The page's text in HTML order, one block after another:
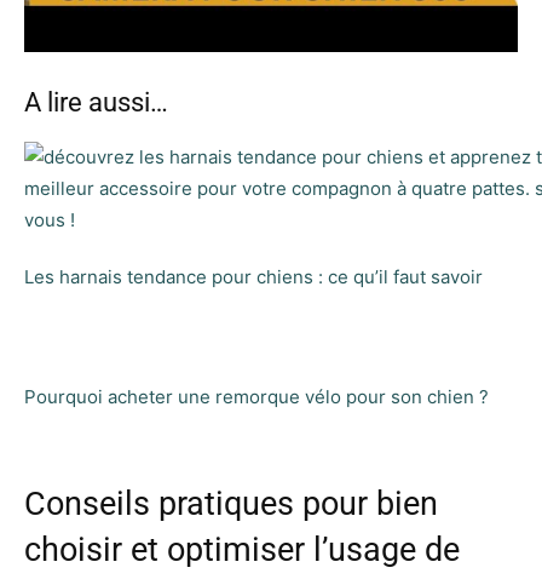
A lire aussi…
Les harnais tendance pour chiens : ce qu’il faut savoir
Pourquoi acheter une remorque vélo pour son chien ?
Conseils pratiques pour bien
choisir et optimiser l’usage de